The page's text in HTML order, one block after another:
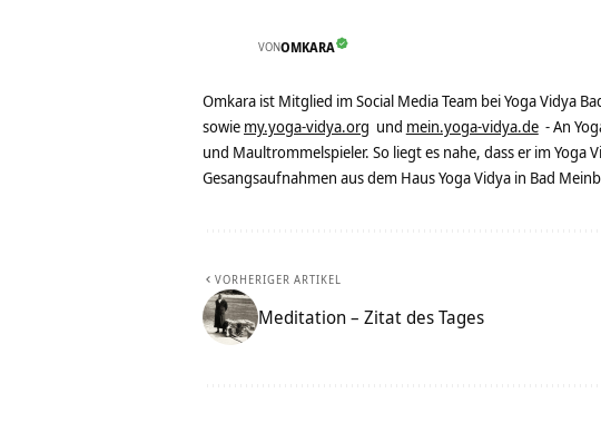
VONOMKARA
Omkara ist Mitglied im Social Media Team bei Yoga Vidya
sowie my.yoga-vidya.org und mein.yoga-vidya.de - An
und Maultrommelspieler. So liegt es nahe, dass er im
Gesangsaufnahmen aus dem Haus Yoga Vidya in Bad
VORHERIGER ARTIKEL
Meditation – Zitat des Tages